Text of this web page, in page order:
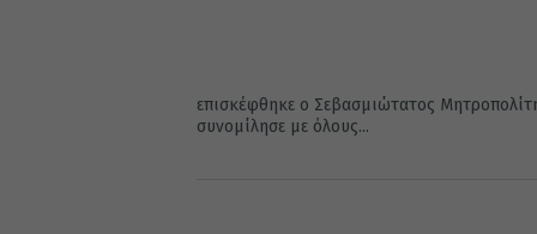
επισκέφθηκε ο Σεβασμιώτατος
συνομίλησε με όλους...